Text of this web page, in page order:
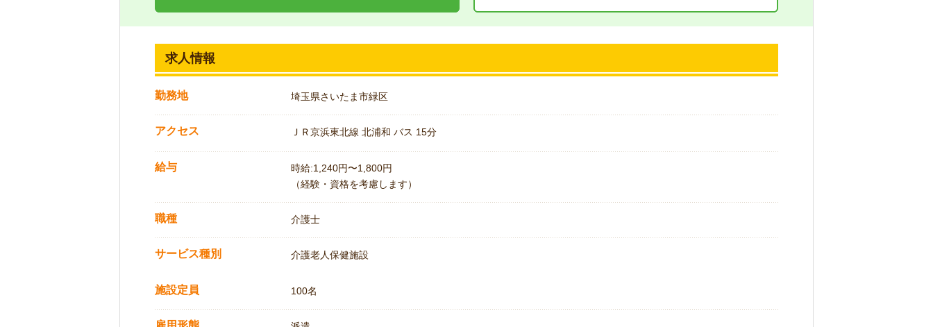
求人情報
勤務地 埼玉県さいたま市緑区
アクセス ＪＲ京浜東北線 北浦和 バス 15分
給与
時給:1,240円〜1,800円
（経験・資格を考慮します）
職種 介護士
サービス種別 介護老人保健施設
施設定員 100名